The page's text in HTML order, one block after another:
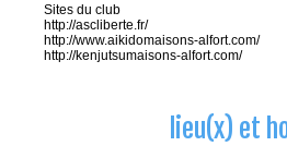
Sites du club
http://ascliberte.fr/
http://www.aikidomaisons-alfort.com/
http://kenjutsumaisons-alfort.com/
lieu(x) et